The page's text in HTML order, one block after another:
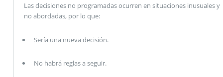
Las decisiones no programadas ocurren en situaciones inusuales y
no abordadas, por lo que:
Sería una nueva decisión.
No habrá reglas a seguir.